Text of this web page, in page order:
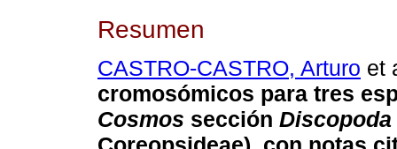
Resumen
CASTRO-CASTRO, Arturo et
cromosómicos para tres
Cosmos sección Discopoda